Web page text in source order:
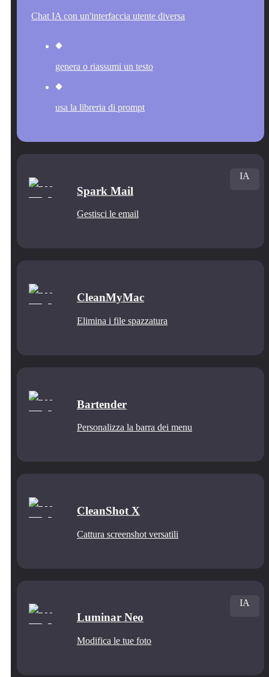
Chat IA con un'interfaccia utente diversa
genera o riassumi un testo
usa la libreria di prompt
Spark Mail
Gestisci le email
IA
CleanMyMac
Elimina i file spazzatura
Bartender
Personalizza la barra dei menu
CleanShot X
Cattura screenshot versatili
Luminar Neo
Modifica le tue foto
IA